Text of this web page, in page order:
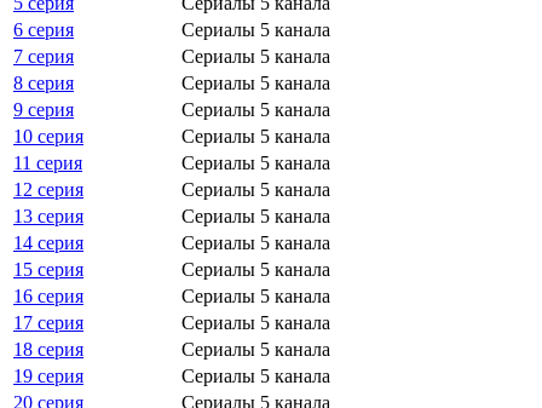
6 серия
Сериалы 5 канала
7 серия
Сериалы 5 канала
8 серия
Сериалы 5 канала
9 серия
Сериалы 5 канала
10 серия
Сериалы 5 канала
11 серия
Сериалы 5 канала
12 серия
Сериалы 5 канала
13 серия
Сериалы 5 канала
14 серия
Сериалы 5 канала
15 серия
Сериалы 5 канала
16 серия
Сериалы 5 канала
17 серия
Сериалы 5 канала
18 серия
Сериалы 5 канала
19 серия
Сериалы 5 канала
20 серия
Сериалы 5 канала